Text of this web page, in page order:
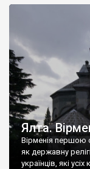
Херсонесі
А потім було
Ялта.
Вірменія першою
як державну
українців, які